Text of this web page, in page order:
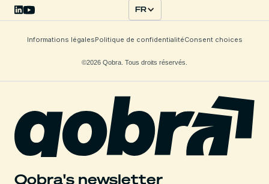
©2026 Qobra. Tous droits réservés.
Informations légalesPolitique de confidentialitéConsent choices
FR
Qobra's newsletter